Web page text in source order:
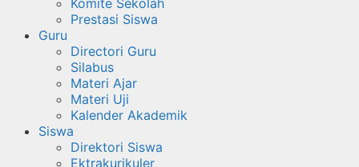
Komite Sekolah
Prestasi Siswa
Guru
Directori Guru
Silabus
Materi Ajar
Materi Uji
Kalender Akademik
Siswa
Direktori Siswa
Ektrakurikuler